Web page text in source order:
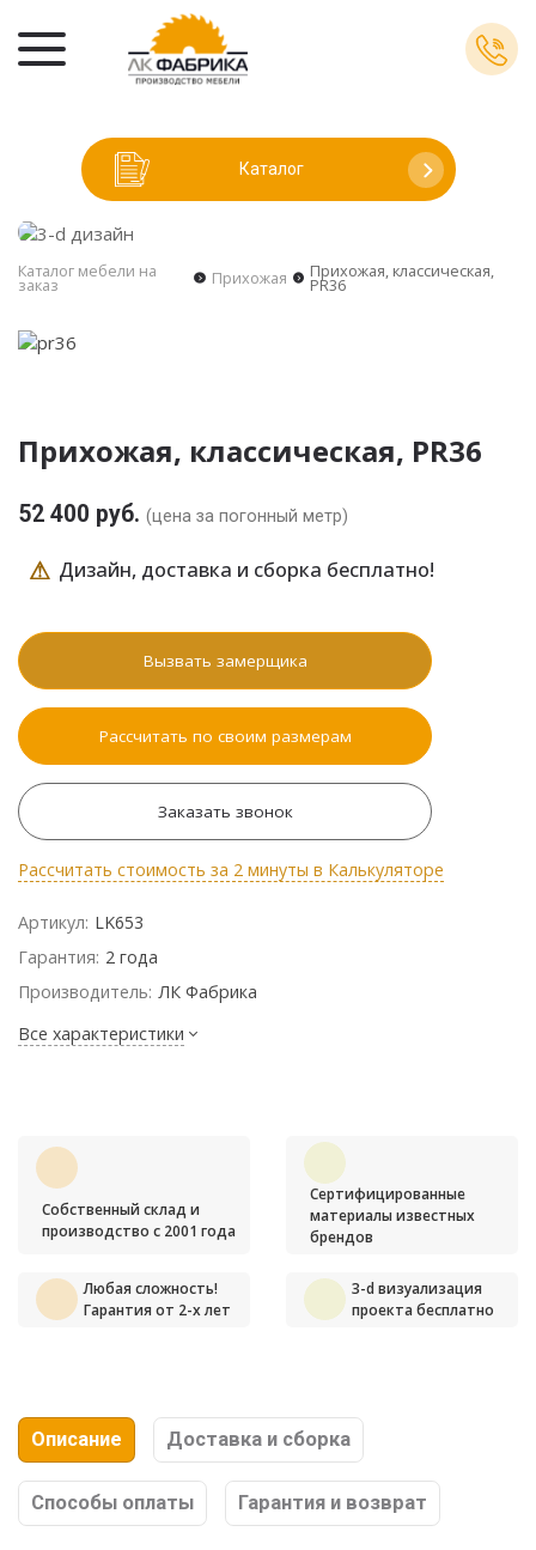
Каталог
Каталог мебели на
заказ Прихожая Прихожая, классическая,
PR36
Прихожая, классическая, PR36
52 400 руб. (цена за погонный метр)
⚠ Дизайн, доставка и сборка бесплатно!
Вызвать замерщика
Рассчитать по своим размерам
Заказать звонок
Рассчитать стоимость за 2 минуты в Калькуляторе
Артикул: LK653
Гарантия: 2 года
Производитель: ЛК Фабрика
Все характеристики
Собственный склад и
производство с 2001 года
Сертифицированные
материалы известных
брендов
Любая сложность!
Гарантия от 2-х лет
3-d визуализация
проекта бесплатно
Описание Доставка и сборка
Способы оплаты Гарантия и возврат